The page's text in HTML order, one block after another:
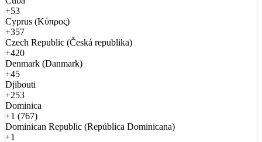
+53
Cyprus (Κύπρος)
+357
Czech Republic (Česká republika)
+420
Denmark (Danmark)
+45
Djibouti
+253
Dominica
+1 (767)
Dominican Republic (República Dominicana)
+1